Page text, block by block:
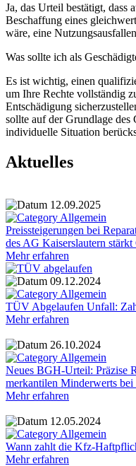
Ja, das Urteil bestätigt, dass
Beschaffung eines
wäre, eine Nutzungsausfall
Was sollte ich als
Es ist wichtig, einen
um Ihre Rechte vollständig
Entschädigung
sollte auf der Grundlage
individuelle Situation
Aktuelles
12.09.2025
Allgemein
Preissteigerungen bei
des AG Kaiserslautern stärkt
Mehr erfahren
09.12.2024
Allgemein
TÜV Abgelaufen Unfall:
Mehr erfahren
26.10.2024
Allgemein
Neues BGH-Urteil: Präzise
merkantilen Minderwerts
Mehr erfahren
12.05.2024
Allgemein
Wann zahlt die Kfz-
Mehr erfahren